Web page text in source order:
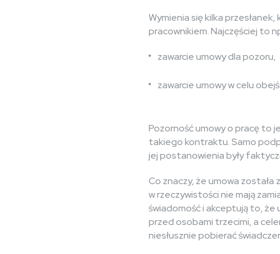
Wymienia się kilka
pracownikiem. Najczęściej to
zawarcie umowy dla pozoru,
zawarcie umowy w celu
Pozorność umowy o pracę to
takiego kontraktu. Samo
jej postanowienia były
Co znaczy, że umowa
w rzeczywistości nie mają
świadomość i akceptują to, że
przed osobami trzecimi, a
niesłusznie pobierać